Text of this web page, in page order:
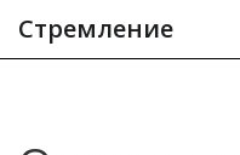
Стремление